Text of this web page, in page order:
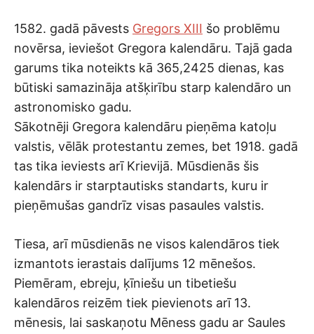
1582. gadā pāvests Gregors XIII šo problēmu
novērsa, ieviešot Gregora kalendāru. Tajā gada
garums tika noteikts kā 365,2425 dienas, kas
būtiski samazināja atšķirību starp kalendāro un
astronomisko gadu.
Sākotnēji Gregora kalendāru pieņēma katoļu
valstis, vēlāk protestantu zemes, bet 1918. gadā
tas tika ieviests arī Krievijā. Mūsdienās šis
kalendārs ir starptautisks standarts, kuru ir
pieņēmušas gandrīz visas pasaules valstis.
Tiesa, arī mūsdienās ne visos kalendāros tiek
izmantots ierastais dalījums 12 mēnešos.
Piemēram, ebreju, ķīniešu un tibetiešu
kalendāros reizēm tiek pievienots arī 13.
mēnesis, lai saskaņotu Mēness gadu ar Saules